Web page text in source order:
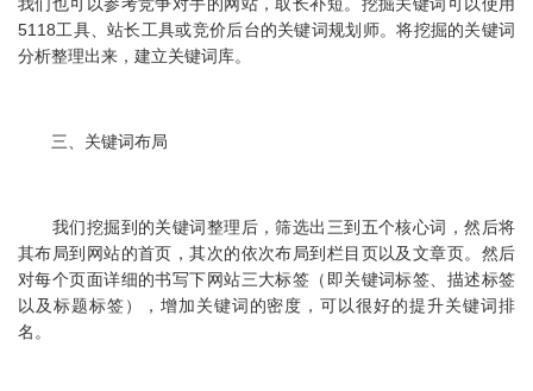
我们也可以参考竞争对手的网站，取长补短。挖掘关键词可以使用
5118工具、站长工具或竞价后台的关键词规划师。将挖掘的关键词
分析整理出来，建立关键词库。
三、关键词布局
我们挖掘到的关键词整理后，筛选出三到五个核心词，然后将
其布局到网站的首页，其次的依次布局到栏目页以及文章页。然后
对每个页面详细的书写下网站三大标签（即关键词标签、描述标签
以及标题标签），增加关键词的密度，可以很好的提升关键词排
名。